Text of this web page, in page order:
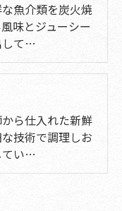
魚介類を炭火焼
味とジューシー
して…
ら仕入れた新鮮
技術で調理しお
てい…